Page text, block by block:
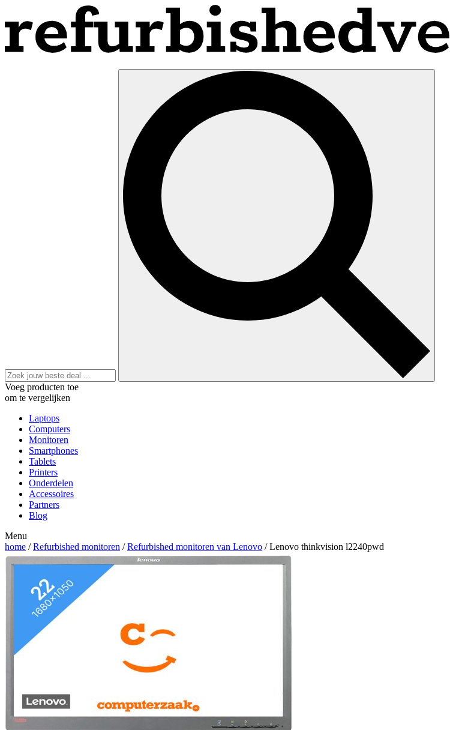
Voeg producten toe
om te vergelijken
Laptops
Computers
Monitoren
Smartphones
Tablets
Printers
Onderdelen
Accessoires
Partners
Blog
Menu
home /Refurbished monitoren /Refurbished monitoren van Lenovo / Lenovo thinkvision l2240pwd